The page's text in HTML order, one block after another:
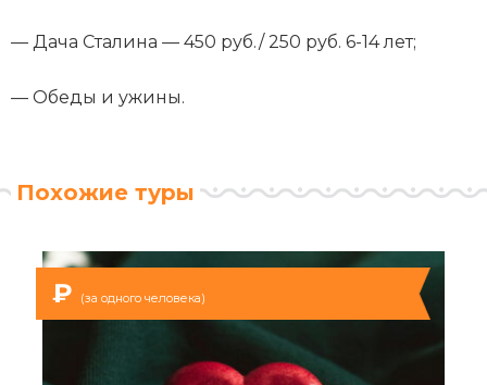
— Дача Сталина — 450 руб./ 250 руб. 6-14 лет;
— Обеды и ужины.
Похожие туры
₽ (за одного человека)